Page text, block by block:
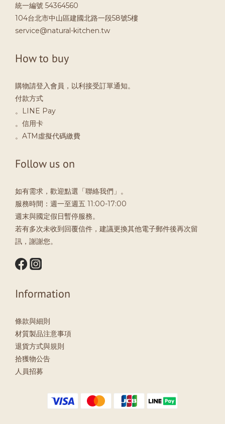
統一編號 54364560
104台北市中山區建國北路一段58號5樓
service@natural-kitchen.tw
How to buy
購物請登入會員，以利接受訂單通知。
付款方式
。LINE Pay
。信用卡
。ATM虛擬代碼繳費
Follow us on
如有需求，歡迎點選「聯絡我們」。
服務時間：週一至週五 11:00-17:00
週末與國定假日暫停服務。
若有多次未收到回覆信件，建議更換其他電子郵件後再次留
訊，謝謝您。
Information
條款與細則
材質製品注意事項
退貨方式與規則
拾獲物公告
人員招募